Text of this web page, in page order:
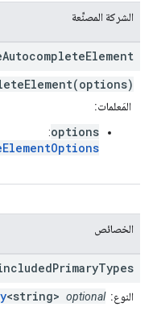
الشركة المصنِّعة
AutocompleteElement
المَعلمات:
options
:
الخصائص
PrimaryTypes
النوع: <string> optional